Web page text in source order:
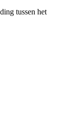
tussen het